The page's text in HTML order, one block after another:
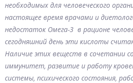
необходимых для человеческого
настоящее время врачами и
недостаток Омега-3 в рационе
сегодняшний день эти кислоты
Наличие этих веществ в сочетании
иммунитет, развитие и работу
системы, психического состояния,